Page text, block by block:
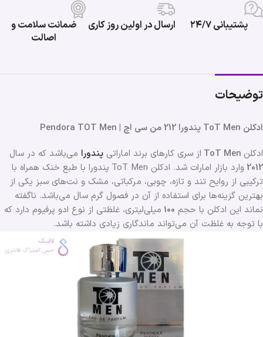
پشتیبانی ۲۴/۷ ارسال در اولین روز کاری
ضمانت سلامت و
اصالت
توضیحات
ادکلن ToT Men پندورا 212 من سی اچ | Pendora TOT Men
ادکلن
از سری کارهای برند اماراتی پندورا می‌باشد که در سال
2012 وارد بازار امارات شد. ادکلن ToT Men
پندورا با طبع خنک همراه با
ترکیبی از روایح تند و تازه، چوبی، مرکباتی، مشک و نت‌های سبز یکی از
بهترین گزینه‌ها برای استفاده از آن در فصول گرم سال می‌باشد. ناگفته
نماند این ادکلن با حجم 100 میلی‌لیتری، غلظتی از نوع ادو پرفیوم دارد که
با توجه به غلظت آن می‌تواند ماندگاری زیادی داشته باشد.